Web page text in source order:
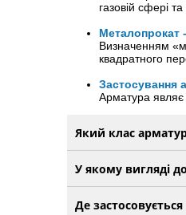
газовій сфері та
Металопрокат
Визначенням
квадратного
Застосування
Арматура являє
Який клас
У якому вигляді
Де